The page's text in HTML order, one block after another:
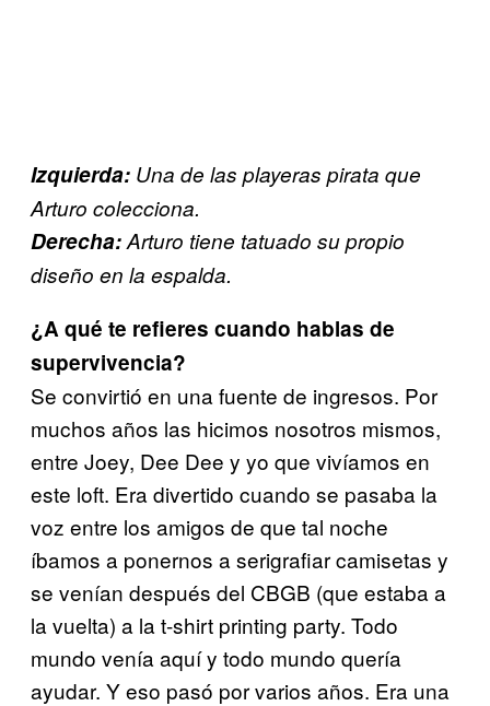
Izquierda: Una de las playeras pirata que
Arturo colecciona.
Derecha:Arturo tiene tatuado su propio
diseño en la espalda.
¿A qué te refieres cuando hablas de
supervivencia?
Se convirtió en una fuente de ingresos. Por
muchos años las hicimos nosotros mismos,
entre Joey, Dee Dee y yo que vivíamos en
este loft. Era divertido cuando se pasaba la
voz entre los amigos de que tal noche
íbamos a ponernos a serigrafiar camisetas y
se venían después del CBGB (que estaba a
la vuelta) a la t-shirt printing party. Todo
mundo venía aquí y todo mundo quería
ayudar. Y eso pasó por varios años. Era una